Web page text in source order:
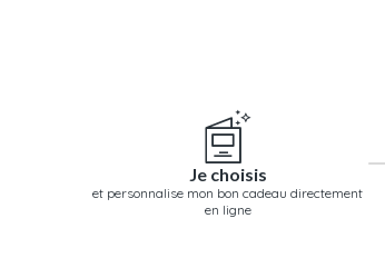
Je choisis
et personnalise mon bon cadeau directement
en ligne